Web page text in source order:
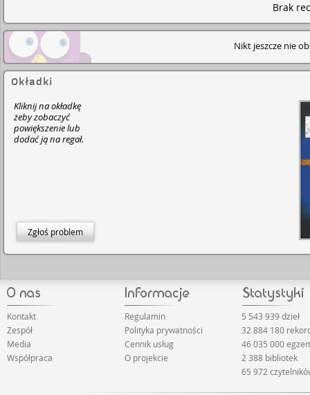
Brak
Nikt jeszcze nie
Okładki
Kliknij na okładkę
żeby zobaczyć
powiększenie lub
dodać ją na regał.
Zgłoś problem
Kontakt
Zespół
Media
Współpraca
Regulamin
Polityka prywatności
Cennik usług
O projekcie
5 543 939 dzieł
32 884 180
46 035 000
2 388 bibliotek
65 972